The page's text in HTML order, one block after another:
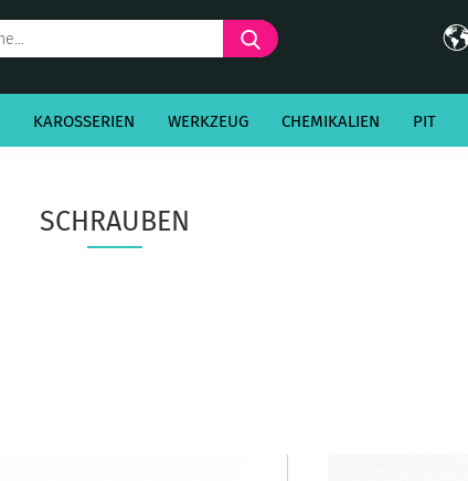
Suche...
KAROSSERIEN WERKZEUG CHEMIKALIEN PIT
SCHRAUBEN